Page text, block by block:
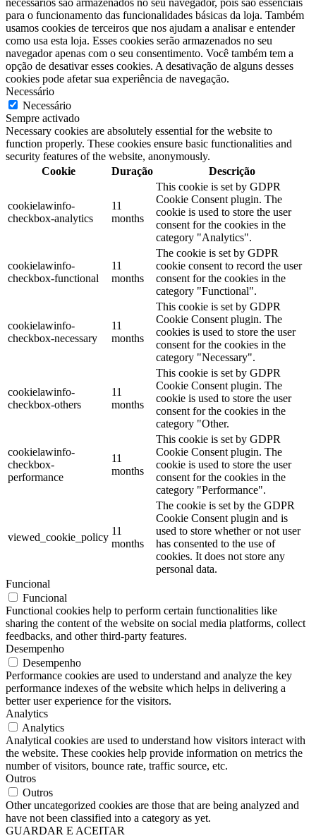
necessários são armazenados no seu navegador, pois são essenciais
para o funcionamento das funcionalidades básicas da loja. Também
usamos cookies de terceiros que nos ajudam a analisar e entender
como usa esta loja. Esses cookies serão armazenados no seu
navegador apenas com o seu consentimento. Você também tem a
opção de desativar esses cookies. A desativação de alguns desses
cookies pode afetar sua experiência de navegação.
Necessário
Necessário
Sempre activado
Necessary cookies are absolutely essential for the website to
function properly. These cookies ensure basic functionalities and
security features of the website, anonymously.
Cookie
Duração Descrição
cookielawinfo-
checkbox-analytics
11
months
This cookie is set by GDPR
Cookie Consent plugin. The
cookie is used to store the user
consent for the cookies in the
category "Analytics".
cookielawinfo-
checkbox-functional
11
months
The cookie is set by GDPR
cookie consent to record the user
consent for the cookies in the
category "Functional".
cookielawinfo-
checkbox-necessary
11
months
This cookie is set by GDPR
Cookie Consent plugin. The
cookies is used to store the user
consent for the cookies in the
category "Necessary".
cookielawinfo-
checkbox-others
11
months
This cookie is set by GDPR
Cookie Consent plugin. The
cookie is used to store the user
consent for the cookies in the
category "Other.
cookielawinfo-
checkbox-
performance
11
months
This cookie is set by GDPR
Cookie Consent plugin. The
cookie is used to store the user
consent for the cookies in the
category "Performance".
viewed_cookie_policy
11
months
The cookie is set by the GDPR
Cookie Consent plugin and is
used to store whether or not user
has consented to the use of
cookies. It does not store any
personal data.
Funcional
Funcional
Functional cookies help to perform certain functionalities like
sharing the content of the website on social media platforms, collect
feedbacks, and other third-party features.
Desempenho
Desempenho
Performance cookies are used to understand and analyze the key
performance indexes of the website which helps in delivering a
better user experience for the visitors.
Analytics
Analytics
Analytical cookies are used to understand how visitors interact with
the website. These cookies help provide information on metrics the
number of visitors, bounce rate, traffic source, etc.
Outros
Outros
Other uncategorized cookies are those that are being analyzed and
have not been classified into a category as yet.
GUARDAR E ACEITAR